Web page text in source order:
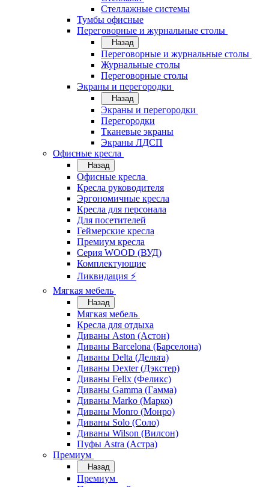
Стеллажные системы
Тумбы офисные
Переговорные и журнальные столы
Назад
Переговорные и журнальные столы
Журнальные столы
Переговорные столы
Экраны и перегородки
Назад
Экраны и перегородки
Перегородки
Тканевые экраны
Экраны ЛДСП
Офисные кресла
Назад
Офисные кресла
Кресла руководителя
Эргономичные кресла
Кресла для персонала
Для посетителей
Геймерские кресла
Премиум кресла
Серия WOOD (ВУД)
Комплектующие
Ликвидация ⚡
Мягкая мебель
Назад
Мягкая мебель
Кресла для отдыха
Диваны Aston (Астон)
Диваны Barcelona (Барселона)
Диваны Delta (Дельта)
Диваны Dexter (Дэкстер)
Диваны Felix (Феликс)
Диваны Gamma (Гамма)
Диваны Marko (Марко)
Диваны Monro (Монро)
Диваны Solo (Соло)
Диваны Wilson (Вилсон)
Пуфы Astra (Астра)
Премиум
Назад
Премиум